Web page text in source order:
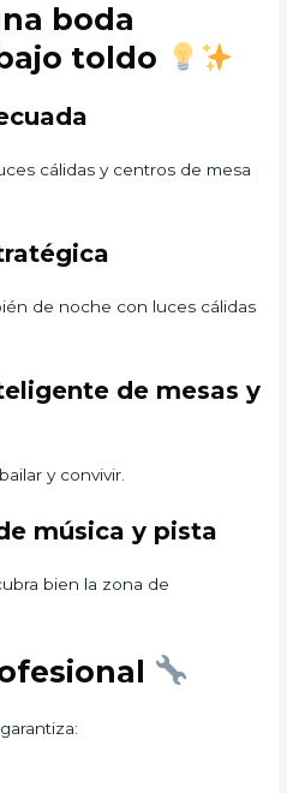
boda
toldo
cálidas y centros de mesa
de noche con luces cálidas
de mesas y
y convivir.
música y pista
bien la zona de